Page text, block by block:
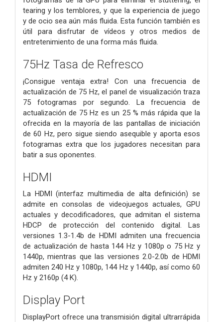
tearing y los temblores, y que la experiencia de juego
y de ocio sea aún más fluida. Esta función también es
útil para disfrutar de vídeos y otros medios de
entretenimiento de una forma más fluida.
75Hz Tasa de Refresco
¡Consigue ventaja extra! Con una frecuencia de
actualización de 75 Hz, el panel de visualización traza
75 fotogramas por segundo. La frecuencia de
actualización de 75 Hz es un 25 % más rápida que la
ofrecida en la mayoría de las pantallas de iniciación
de 60 Hz, pero sigue siendo asequible y aporta esos
fotogramas extra que los jugadores necesitan para
batir a sus oponentes.
HDMI
La HDMI (interfaz multimedia de alta definición) se
admite en consolas de videojuegos actuales, GPU
actuales y decodificadores, que admitan el sistema
HDCP de protección del contenido digital. Las
versiones 1.3-1.4b de HDMI admiten una frecuencia
de actualización de hasta 144 Hz y 1080p o 75 Hz y
1440p, mientras que las versiones 2.0-2.0b de HDMI
admiten 240 Hz y 1080p, 144 Hz y 1440p, así como 60
Hz y 2160p (4 K).
Display Port
DisplayPort ofrece una transmisión digital ultrarrápida